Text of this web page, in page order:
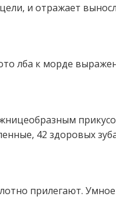
и отражает
лба к морде
42 здоровых
прилегают.